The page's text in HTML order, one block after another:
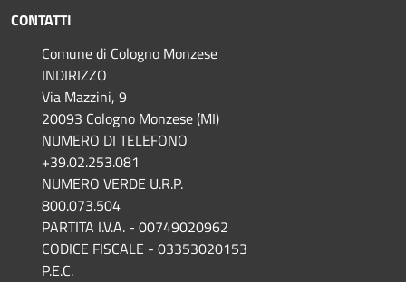
CONTATTI
Comune di Cologno Monzese
INDIRIZZO
Via Mazzini, 9
20093 Cologno Monzese (MI)
NUMERO DI TELEFONO
+39.02.253.081
NUMERO VERDE U.R.P.
800.073.504
PARTITA I.V.A. - 00749020962
CODICE FISCALE - 03353020153
P.E.C.